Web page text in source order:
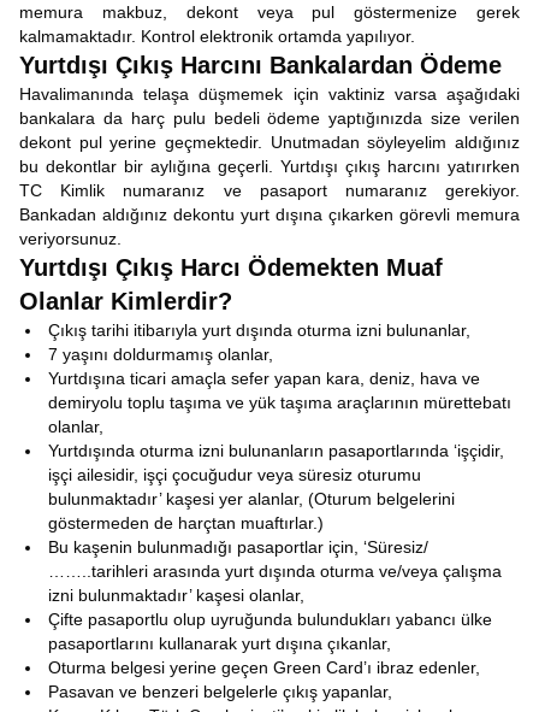
memura makbuz, dekont veya pul göstermenize gerek
kalmamaktadır. Kontrol elektronik ortamda yapılıyor.
Yurtdışı Çıkış Harcını Bankalardan Ödeme
Havalimanında telaşa düşmemek için vaktiniz varsa aşağıdaki
bankalara da harç pulu bedeli ödeme yaptığınızda size verilen
dekont pul yerine geçmektedir. Unutmadan söyleyelim aldığınız
bu dekontlar bir aylığına geçerli. Yurtdışı çıkış harcını yatırırken
TC Kimlik numaranız ve pasaport numaranız gerekiyor.
Bankadan aldığınız dekontu yurt dışına çıkarken görevli memura
veriyorsunuz.
Yurtdışı Çıkış Harcı Ödemekten Muaf
Olanlar Kimlerdir?
Çıkış tarihi itibarıyla yurt dışında oturma izni bulunanlar,
7 yaşını doldurmamış olanlar,
Yurtdışına ticari amaçla sefer yapan kara, deniz, hava ve
demiryolu toplu taşıma ve yük taşıma araçlarının mürettebatı
olanlar,
Yurtdışında oturma izni bulunanların pasaportlarında ‘işçidir,
işçi ailesidir, işçi çocuğudur veya süresiz oturumu
bulunmaktadır’ kaşesi yer alanlar, (Oturum belgelerini
göstermeden de harçtan muaftırlar.)
Bu kaşenin bulunmadığı pasaportlar için, ‘Süresiz/
……..tarihleri arasında yurt dışında oturma ve/veya çalışma
izni bulunmaktadır’ kaşesi olanlar,
Çifte pasaportlu olup uyruğunda bulundukları yabancı ülke
pasaportlarını kullanarak yurt dışına çıkanlar,
Oturma belgesi yerine geçen Green Card’ı ibraz edenler,
Pasavan ve benzeri belgelerle çıkış yapanlar,